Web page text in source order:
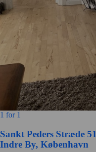
1 for 1
Sankt Peders Stræde 51
Indre By, København